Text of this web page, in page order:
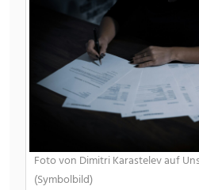
Foto von Dimitri Karastelev auf
(Symbolbild)